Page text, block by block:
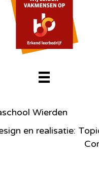
Wierden
en realisatie: